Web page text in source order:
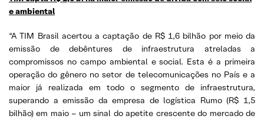
e ambiental
“A TIM Brasil acertou a captação de R$ 1,6 bilhão por meio da
emissão de debêntures de infraestrutura atreladas a
compromissos no campo ambiental e social. Esta é a primeira
operação do gênero no setor de telecomunicações no País e a
maior já realizada em todo o segmento de infraestrutura,
superando a emissão da empresa de logística Rumo (R$ 1,5
bilhão) em maio – um sinal do apetite crescente do mercado de